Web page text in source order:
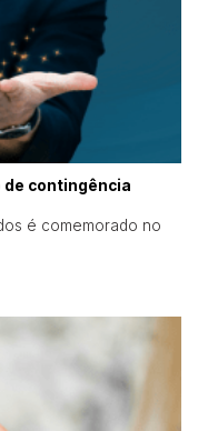
de contingência
é comemorado no